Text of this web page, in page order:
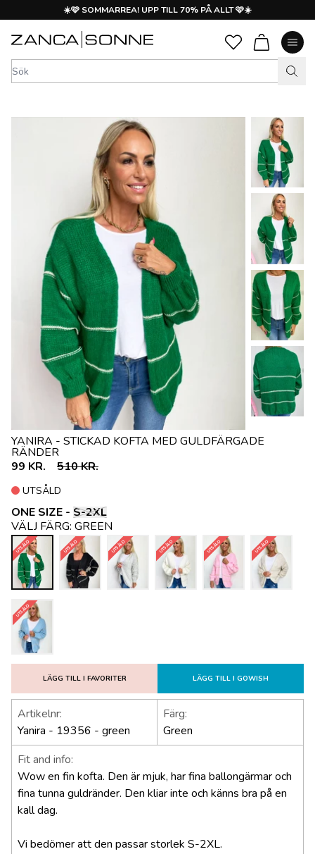
☀️🩷 SOMMARREA! UPP TILL 70% PÅ ALLT 🩷☀️
YANIRA - STICKAD KOFTA MED GULDFÄRGADE
RÄNDER
ONE SIZE - S-2XL
UTSÅLD
99 KR. 510 KR.
LÄGG TILL I FAVORITER LÄGG TILL I GOWISH
VÄLJ FÄRG: GREEN
UTSÅLD UTSÅLD UTSÅLD UTSÅLD UTSÅLD UTSÅLD
UTSÅLD
Artikelnr:
Yanira - 19356 - green
Färg:
Green
Fit and info:
Wow en fin kofta. Den är mjuk, har fina ballongärmar och
fina tunna guldränder. Den kliar inte och känns bra på en
kall dag.
Vi bedömer att den passar storlek S-2XL.